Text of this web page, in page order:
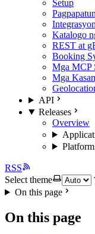
Setup
Katalogo
REST at
Booking
Mga MCP
Mga
API
Releases
Overview
Platform
RSS
Select theme
On this page
On this page